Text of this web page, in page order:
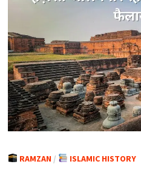
RAMZAN/ ISLAMIC HISTORY